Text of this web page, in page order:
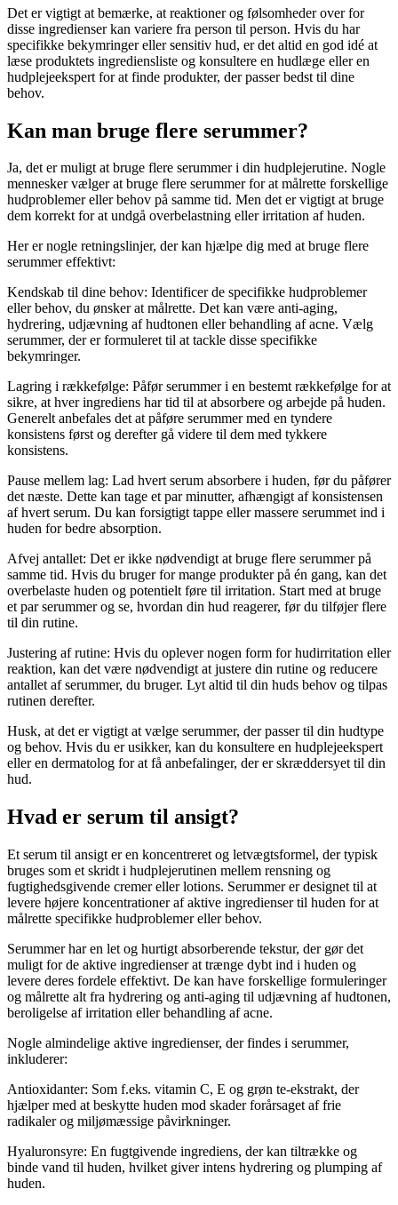
Det er vigtigt at bemærke, at reaktioner og følsomheder over for
disse ingredienser kan variere fra person til person. Hvis du har
specifikke bekymringer eller sensitiv hud, er det altid en god idé at
læse produktets ingrediensliste og konsultere en hudlæge eller en
hudplejeekspert for at finde produkter, der passer bedst til dine
behov.
Kan man bruge flere serummer?
Ja, det er muligt at bruge flere serummer i din hudplejerutine. Nogle
mennesker vælger at bruge flere serummer for at målrette forskellige
hudproblemer eller behov på samme tid. Men det er vigtigt at bruge
dem korrekt for at undgå overbelastning eller irritation af huden.
Her er nogle retningslinjer, der kan hjælpe dig med at bruge flere
serummer effektivt:
Kendskab til dine behov: Identificer de specifikke hudproblemer
eller behov, du ønsker at målrette. Det kan være anti-aging,
hydrering, udjævning af hudtonen eller behandling af acne. Vælg
serummer, der er formuleret til at tackle disse specifikke
bekymringer.
Lagring i rækkefølge: Påfør serummer i en bestemt rækkefølge for at
sikre, at hver ingrediens har tid til at absorbere og arbejde på huden.
Generelt anbefales det at påføre serummer med en tyndere
konsistens først og derefter gå videre til dem med tykkere
konsistens.
Pause mellem lag: Lad hvert serum absorbere i huden, før du påfører
det næste. Dette kan tage et par minutter, afhængigt af konsistensen
af hvert serum. Du kan forsigtigt tappe eller massere serummet ind i
huden for bedre absorption.
Afvej antallet: Det er ikke nødvendigt at bruge flere serummer på
samme tid. Hvis du bruger for mange produkter på én gang, kan det
overbelaste huden og potentielt føre til irritation. Start med at bruge
et par serummer og se, hvordan din hud reagerer, før du tilføjer flere
til din rutine.
Justering af rutine: Hvis du oplever nogen form for hudirritation eller
reaktion, kan det være nødvendigt at justere din rutine og reducere
antallet af serummer, du bruger. Lyt altid til din huds behov og tilpas
rutinen derefter.
Husk, at det er vigtigt at vælge serummer, der passer til din hudtype
og behov. Hvis du er usikker, kan du konsultere en hudplejeekspert
eller en dermatolog for at få anbefalinger, der er skræddersyet til din
hud.
Hvad er serum til ansigt?
Et serum til ansigt er en koncentreret og letvægtsformel, der typisk
bruges som et skridt i hudplejerutinen mellem rensning og
fugtighedsgivende cremer eller lotions. Serummer er designet til at
levere højere koncentrationer af aktive ingredienser til huden for at
målrette specifikke hudproblemer eller behov.
Serummer har en let og hurtigt absorberende tekstur, der gør det
muligt for de aktive ingredienser at trænge dybt ind i huden og
levere deres fordele effektivt. De kan have forskellige formuleringer
og målrette alt fra hydrering og anti-aging til udjævning af hudtonen,
beroligelse af irritation eller behandling af acne.
Nogle almindelige aktive ingredienser, der findes i serummer,
inkluderer:
Antioxidanter: Som f.eks. vitamin C, E og grøn te-ekstrakt, der
hjælper med at beskytte huden mod skader forårsaget af frie
radikaler og miljømæssige påvirkninger.
Hyaluronsyre: En fugtgivende ingrediens, der kan tiltrække og
binde vand til huden, hvilket giver intens hydrering og plumping af
huden.